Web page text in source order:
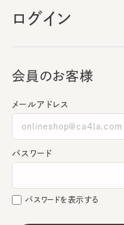
ログイン
会員のお客様
メールアドレス
パスワード
パスワードを表示する